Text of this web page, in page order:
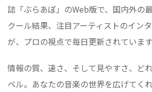
誌「ぶらあぼ」のWeb版で、国内外の
クール結果、注目アーティストのイン
が、プロの視点で毎日更新されています
情報の質、速さ、そして見やすさ、ど
ベル。あなたの音楽の世界を広げてく